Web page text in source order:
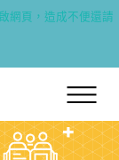
網頁，造成不便還請